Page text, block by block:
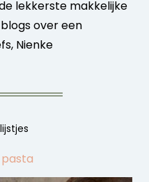
lekkerste makkelijke
over een
Nienke
pasta